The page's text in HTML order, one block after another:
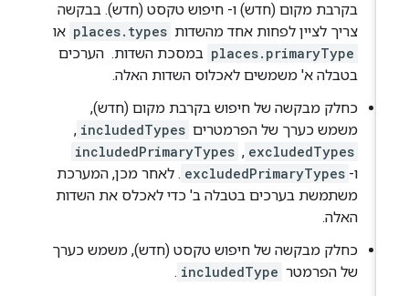
בקרבת מקום (חדש) ו- חיפוש טקסט (חדש). בבקשה
צריך לציין לפחות אחד מהשדות places.types או
places.primaryType
במסכת השדות. ‫ הערכים
בטבלה א' משמשים לאכלוס השדות האלה.
כחלק מבקשה של חיפוש בקרבת מקום (חדש),
משמש כערך של הפרמטרים includedTypes
,
excludedTypes
,
includedPrimaryTypes
excludedPrimaryTypes . לאחר מכן, המערכת
משתמשת בערכים בטבלה ב' כדי לאכלס את השדות
האלה.
כחלק מבקשה של חיפוש טקסט (חדש), משמש כערך
של הפרמטר includedType
.